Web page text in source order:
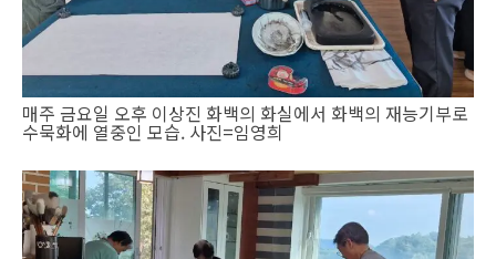
매주 금요일 오후 이상진 화백의 화실에서 화백의 재능기부로
수묵화에 열중인 모습. 사진=임영희